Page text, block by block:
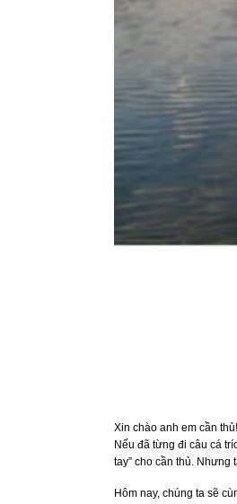
Xin chào anh em cần thủ!
Nếu đã từng đi câu cá
tay” cho cần thủ.
Hôm nay, chúng ta sẽ